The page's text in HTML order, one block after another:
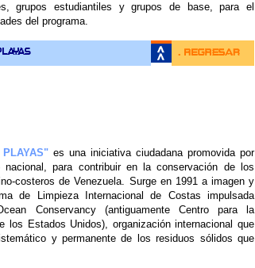
grupos estudiantiles y grupos de base, para el
del programa.
es una iniciativa ciudadana promovida por
nacional, para contribuir en la conservación de los
costeros de Venezuela. Surge en 1991 a imagen y
de Limpieza Internacional de Costas impulsada
Conservancy (antiguamente Centro para la
los Estados Unidos), organización internacional que
y permanente de los residuos sólidos que